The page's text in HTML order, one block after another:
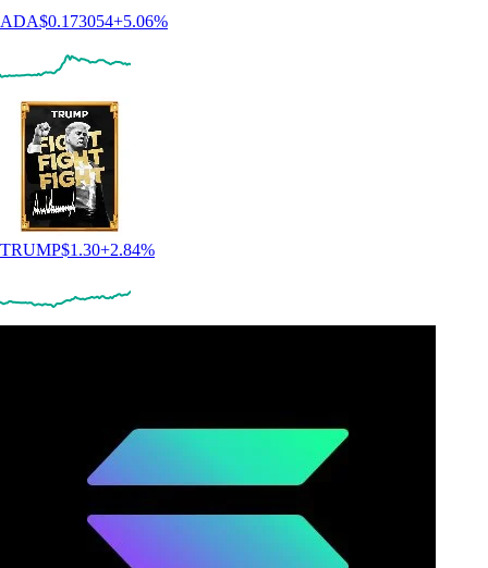
ADA$0.173054+5.06%
TRUMP$1.30+2.84%